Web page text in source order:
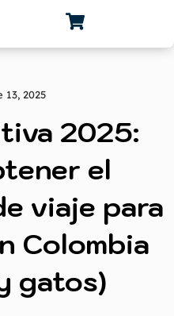
13, 2025
2025:
el
viaje para
Colombia
gatos)